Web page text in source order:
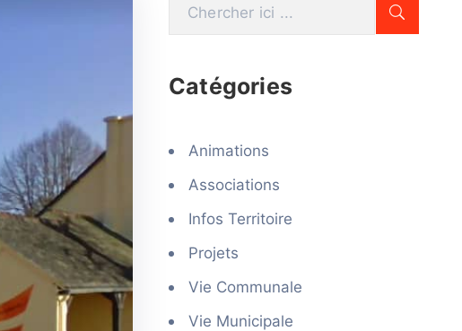
Catégories
Animations
Associations
Infos Territoire
Projets
Vie Communale
Vie Municipale